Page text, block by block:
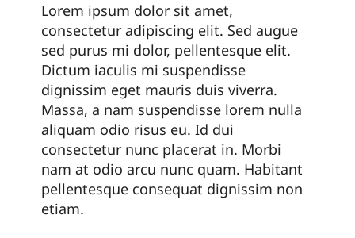
Lorem ipsum dolor sit amet,
consectetur adipiscing elit. Sed augue
sed purus mi dolor, pellentesque elit.
Dictum iaculis mi suspendisse
dignissim eget mauris duis viverra.
Massa, a nam suspendisse lorem nulla
aliquam odio risus eu. Id dui
consectetur nunc placerat in. Morbi
nam at odio arcu nunc quam. Habitant
pellentesque consequat dignissim non
etiam.